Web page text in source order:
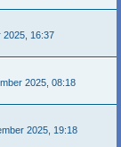
2025, 16:37
2025, 08:18
2025, 19:18